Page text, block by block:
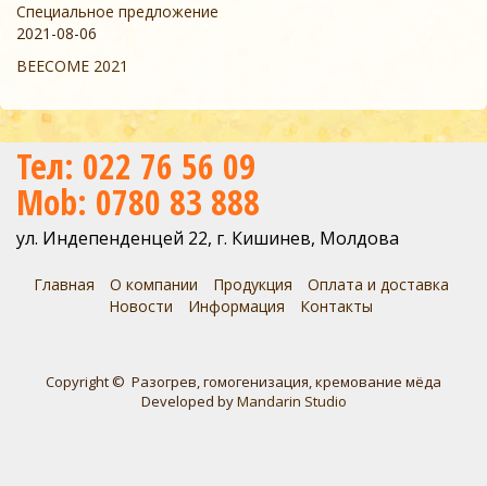
Специальное предложение
2021-08-06
BEECOME 2021
Тел: 022 76 56 09
Mob: 0780 83 888
ул. Индепенденцей 22, г. Кишинев, Молдова
Главная О компании Продукция
Оплата и доставка
Новости
Информация Контакты
Copyright © Разогрев, гомогенизация, кремование мёда
Developed byMandarin Studio